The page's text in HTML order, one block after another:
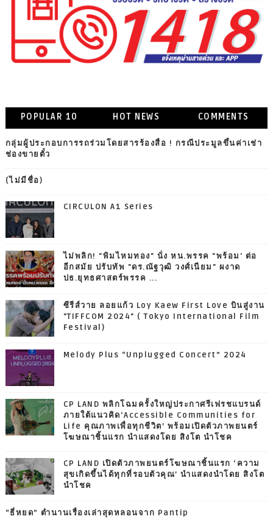
POPULAR 10 HOT NEWS COMMENTS
กลุ่มผู้ประกอบการรถร่วมโดยสารร้องสื่อ ! กรณีประมูลขึ้นค่าเช่า
ช่องขายตั๋ว
(ไม่มีชื่อ)
CIRCULON A1 Series
ไม่พลิก! "พิมไหมทอง" นั่ง หน.พรรค "พร้อม' ต่อ
อีกสมัย ปรับทัพ "ดร.ณัฐวุฒิ วงศ์เนียม" ผงาด
ปธ.ยุทธศาสตร์พรรค ...
ซีรีส์วาย ลอยแก้ว Loy Kaew First Love บินสู่งาน
"TIFFCOM 2024" ( Tokyo International Film
Festival)
Melody Plus “Unplugged Concert” 2024
CP LAND พลิกโฉมครั้งใหญ่ประกาศรีเฟรชแบรนด์
ภายใต้แนวคิด‘Accessible Communities for
Life คุณภาพเพื่อทุกชีวิต’ พร้อมเปิดตัวภาพยนตร์
โฆษณาชิ้นแรก นำแสดงโดย สิงโต นำโชค
CP LAND เปิดตัวภาพยนตร์โฆษณาชิ้นแรก ‘ความ
สุขเกิดขึ้นได้ทุกที่รอบตัวคุณ’ นำแสดงนำโดย สิงโต
นำโชค
“ธี่หยด” ตำนานเรื่องเล่าสุดหลอนจาก Pantip